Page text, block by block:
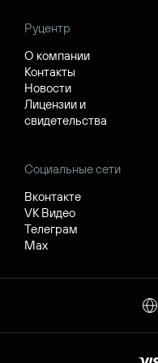
Руцентр
О компании
Контакты
Новости
Лицензии и
свидетельства
Социальные сети
Вконтакте
VK Видео
Телеграм
Max